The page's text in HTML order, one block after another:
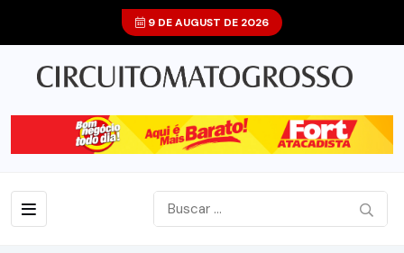
9 DE AUGUST DE 2026